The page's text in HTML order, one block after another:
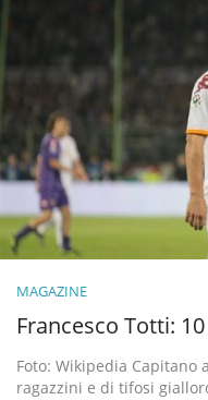
MAGAZINE
Francesco Totti:
Foto: Wikipedia Capitano
ragazzini e di tifosi